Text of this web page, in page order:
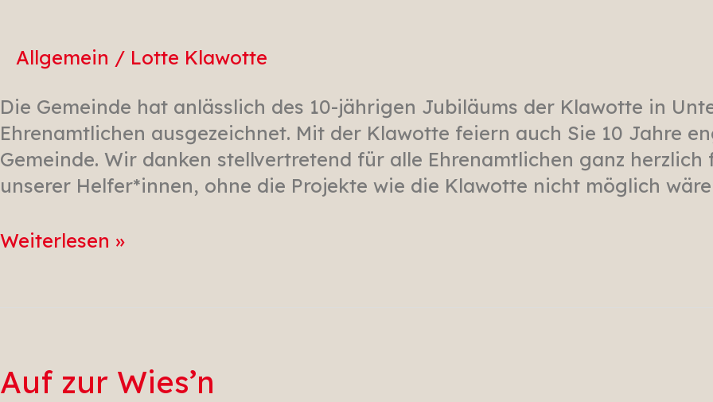
Allgemein / Lotte Klawotte
Die Gemeinde hat anlässlich des 10-jährigen Jubiläums der Klawotte in
Ehrenamtlichen ausgezeichnet. Mit der Klawotte feiern auch Sie 10 Jahre
Gemeinde. Wir danken stellvertretend für alle Ehrenamtlichen ganz
unserer Helfer*innen, ohne die Projekte wie die Klawotte nicht möglich
Weiterlesen »
Auf zur Wies’n
Wies’n